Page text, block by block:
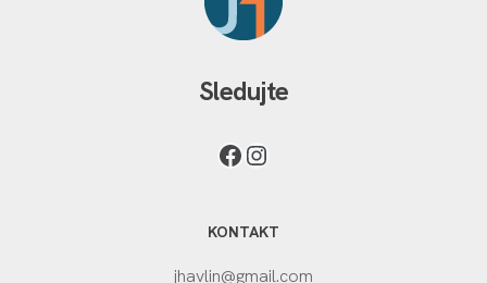
Sledujte
KONTAKT
jhavlin@gmail.com